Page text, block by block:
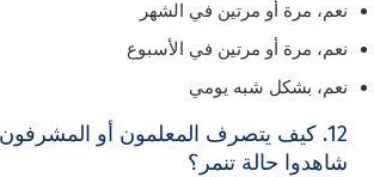
نعم، مرة أو مرتين في الشهر
نعم، مرة أو مرتين في الأسبوع
نعم، بشكل شبه يومي
12. كيف يتصرف المعلمون أو
شاهدوا حالة تنمر؟